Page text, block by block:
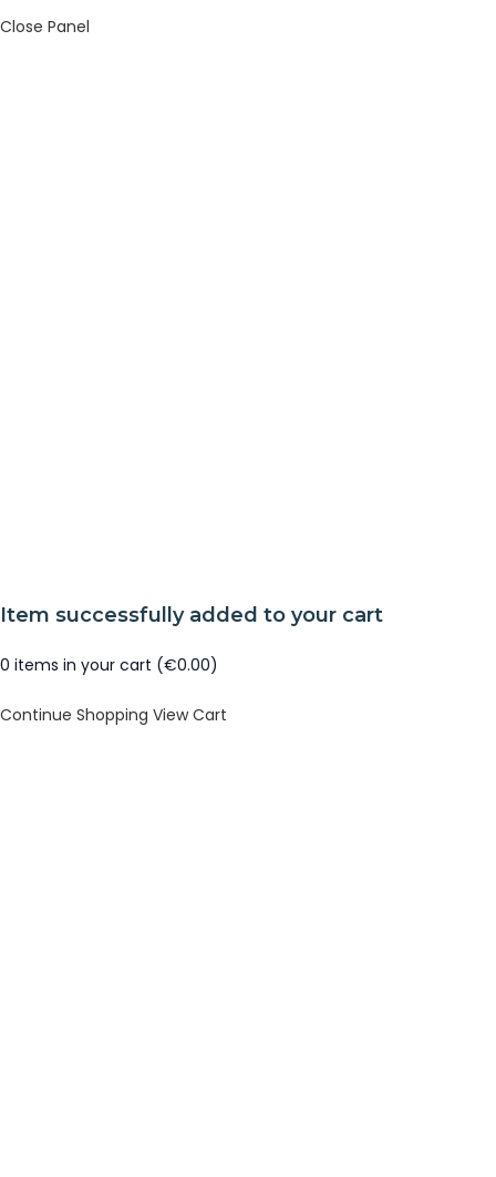
Close Panel
Item successfully added to your cart
0 items in your cart (€0.00)
Continue Shopping View Cart